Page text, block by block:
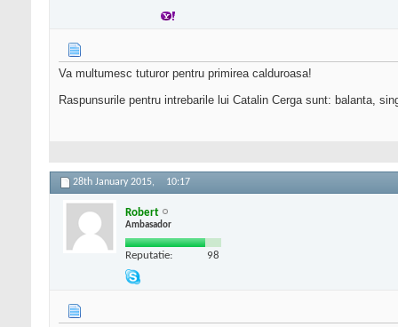
Va multumesc tuturor pentru primirea calduroasa!
Raspunsurile pentru intrebarile lui Catalin Cerga sunt: balanta,
28th January 2015, 10:17
Robert
Ambasador
Reputatie: 98